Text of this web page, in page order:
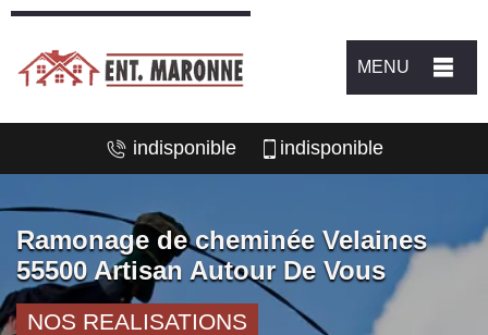
MENU
indisponible indisponible
Ramonage de cheminée Velaines
55500 Artisan Autour De Vous
NOS REALISATIONS